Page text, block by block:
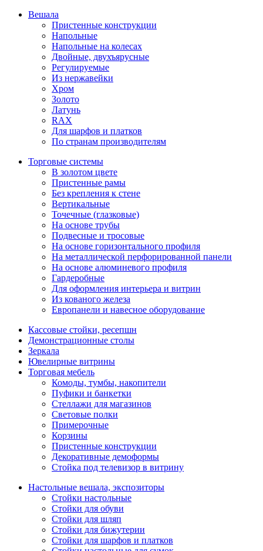
Вешала
Пристенные конструкции
Напольные
Напольные на колесах
Двойные, двухъярусные
Регулируемые
Из нержавейки
Хром
Золото
Латунь
RAX
Для шарфов и платков
По странам производителям
Торговые системы
В золотом цвете
Пристенные рамы
Без крепления к стене
Вертикальные
Точечные (глазковые)
На основе трубы
Подвесные и тросовые
На основе горизонтального профиля
На металлической перфорированной панели
На основе алюминевого профиля
Гардеробные
Для оформления интерьера и витрин
Из кованого железа
Европанели и навесное оборудование
Кассовые стойки, ресепшн
Демонстрационные столы
Зеркала
Ювелирные витрины
Торговая мебель
Комоды, тумбы, накопители
Пуфики и банкетки
Стеллажи для магазинов
Световые полки
Примерочные
Корзины
Пристенные конструкции
Декоративные демоформы
Стойка под телевизор в витрину
Настольные вешала, экспозиторы
Стойки настольные
Стойки для обуви
Стойки для шляп
Стойки для бижутерии
Стойки для шарфов и платков